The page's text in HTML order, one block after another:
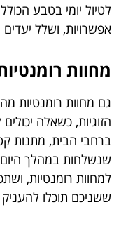
לטיול יומי בטבע
אפשרויות, ושלל
מחוות
גם מחוות רומנטיות
הזוגיות, כשאלה
ברחבי הבית, מתנות
שנשלחות במהלך היום.
למחוות רומנטיות,
ששניכם תוכלו